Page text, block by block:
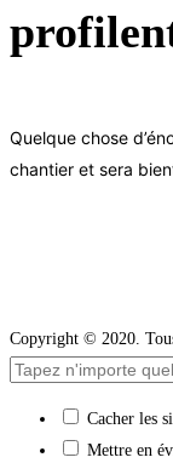
Quelque chose
chantier et sera
Copyright © 2020.
Cacher les
Mettre en